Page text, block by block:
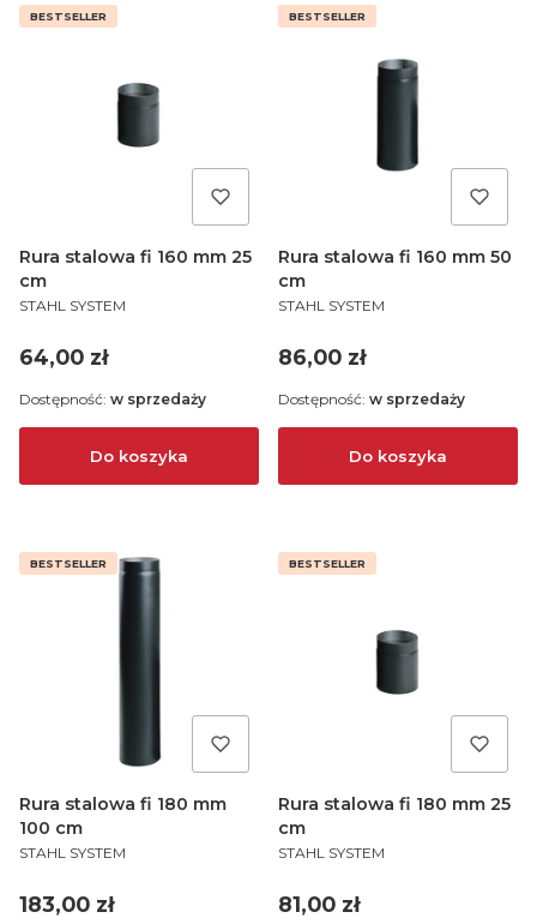
BESTSELLER
Rura stalowa fi 160 mm 25
cm
PRODUCENT
STAHL SYSTEM
Cena
64,00 zł
Do koszyka
Dostępność: w sprzedaży
BESTSELLER
Rura stalowa fi 160 mm 50
cm
PRODUCENT
STAHL SYSTEM
Cena
86,00 zł
Do koszyka
Dostępność: w sprzedaży
BESTSELLER
Rura stalowa fi 180 mm
100 cm
PRODUCENT
STAHL SYSTEM
Cena
183,00 zł
BESTSELLER
Rura stalowa fi 180 mm 25
cm
PRODUCENT
STAHL SYSTEM
Cena
81,00 zł